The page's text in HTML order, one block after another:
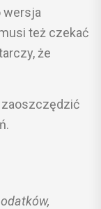
wersja
też czekać
że
zaoszczędzić